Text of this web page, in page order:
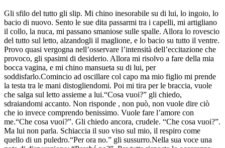
Gli sfilo del tutto gli slip. Mi chino inesorabile su di lui, lo ingoio, lo
bacio di nuovo. Sento le sue dita passarmi tra i capelli, mi artigliano
il collo, la nuca, mi passano smaniose sulle spalle. Allora lo rovescio
del tutto sul letto, alzandogli il maglione, e lo bacio su tutto il ventre.
Provo quasi vergogna nell’osservare l’intensità dell’eccitazione che
provoco, gli spasimi di desiderio. Allora mi risolvo a fare della mia
bocca vagina, e mi chino mansueta su di lui, per
soddisfarlo.Comincio ad oscillare col capo ma mio figlio mi prende
la testa tra le mani distogliendomi. Poi mi tira per le braccia, vuole
che salga sul letto assieme a lui.“Cosa vuoi?” gli chiedo,
sdraiandomi accanto. Non risponde , non può, non vuole dire ciò
che io invece comprendo benissimo. Vuole fare l’amore con
me.“Che cosa vuoi?”. Gli chiedo ancora, crudele. “Che cosa vuoi?”.
Ma lui non parla. Schiaccia il suo viso sul mio, il respiro come
quello di un puledro.“Per ora no.” gli sussurro.Nella sua voce una